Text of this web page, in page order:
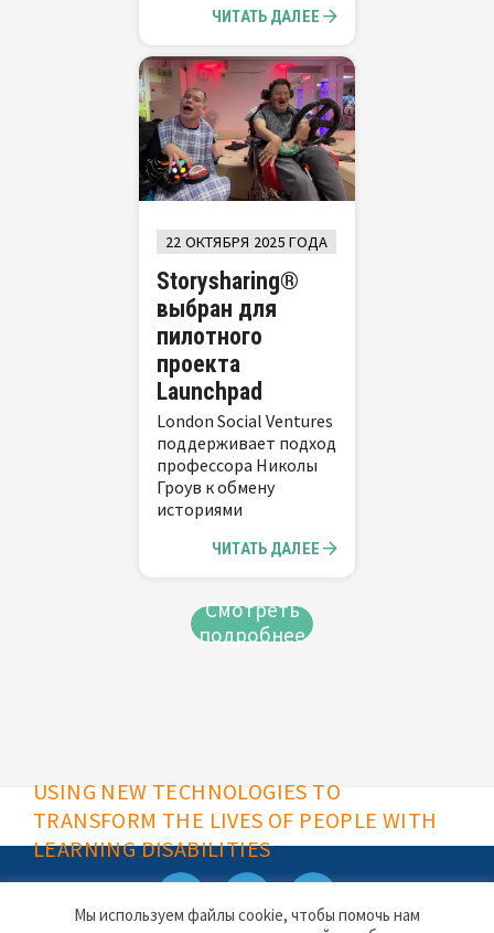
ЧИТАТЬ ДАЛЕЕ
22 ОКТЯБРЯ 2025 ГОДА
Storysharing®
выбран для
пилотного
проекта
Launchpad
London Social Ventures
поддерживает подход
профессора Николы
Гроув к обмену
историями
ЧИТАТЬ ДАЛЕЕ
Смотреть
подробнее
USING NEW TECHNOLOGIES TO
TRANSFORM THE LIVES OF PEOPLE WITH
LEARNING DISABILITIES
Мы используем файлы cookie, чтобы помочь нам